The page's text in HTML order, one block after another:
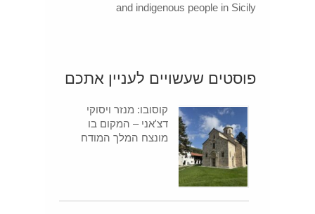
and indigenous people in Sicily
פוסטים שעשויים לעניין אתכם
קוסובו: מנזר ויסוקי
דצ'אני – המקום בו
מונצח המלך המודח